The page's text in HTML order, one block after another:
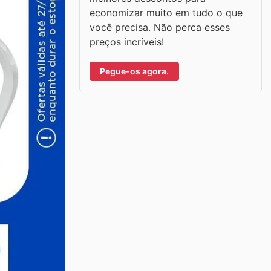
economizar muito em tudo o que
você precisa. Não perca esses
preços incríveis!
Pegue-os agora.